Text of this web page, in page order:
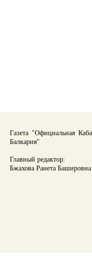
Газета "Официальная
Балкария"
Главный редактор:
Бжахова Ранета Башировна